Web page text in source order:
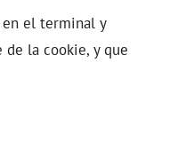
en el terminal y
la cookie, y que